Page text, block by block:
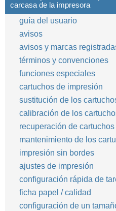
carcasa de la impresora
guía del usuario
avisos
avisos y marcas
términos y convenciones
funciones especiales
cartuchos de impresión
sustitución de los
calibración de los
recuperación de
mantenimiento de los
impresión sin bordes
ajustes de impresión
configuración rápida de
ficha papel / calidad
configuración de un